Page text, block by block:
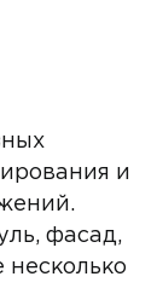
и
фасад,